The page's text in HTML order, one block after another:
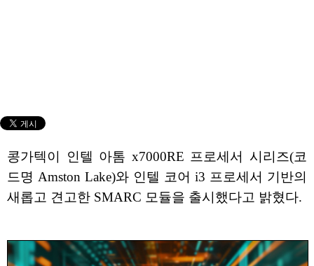
콩가텍이 인텔 아톰 x7000RE 프로세서 시리즈(코
드명 Amston Lake)와 인텔 코어 i3 프로세서 기반의
새롭고 견고한 SMARC 모듈을 출시했다고 밝혔다.